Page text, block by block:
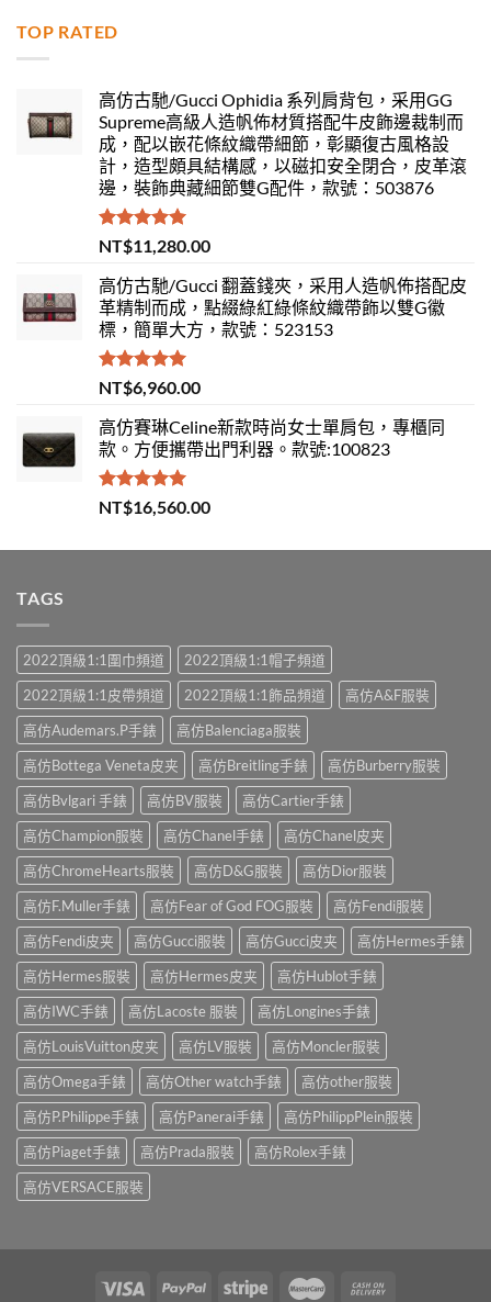
TOP RATED
高仿古馳/Gucci Ophidia 系列肩背包，采用GG
Supreme高級人造帆佈材質搭配牛皮飾邊裁制而
成，配以嵌花條紋織帶細節，彰顯復古風格設
計，造型頗具結構感，以磁扣安全閉合，皮革滾
邊，裝飾典藏細節雙G配件，款號：503876
評分5.00
滿分 5
NT$11,280.00
高仿古馳/Gucci 翻蓋錢夾，采用人造帆佈搭配皮
革精制而成，點綴綠紅綠條紋織帶飾以雙G徽
標，簡單大方，款號：523153
評分 5.00
滿分 5
NT$6,960.00
高仿賽琳Celine新款時尚女士單肩包，專櫃同
款。方便攜帶出門利器。款號:100823
評分5.00
滿分 5
NT$16,560.00
TAGS
2022頂級1:1圍巾頻道
2022頂級1:1帽子頻道
2022頂級1:1皮帶頻道
2022頂級1:1飾品頻道
高仿A&F服裝
高仿Audemars.P手錶
高仿Balenciaga服裝
高仿Bottega Veneta皮夹
高仿Breitling手錶
高仿Burberry服裝
高仿Bvlgari 手錶
高仿BV服裝
高仿Cartier手錶
高仿Champion服裝
高仿Chanel手錶
高仿Chanel皮夹
高仿ChromeHearts服裝
高仿D&G服裝
高仿Dior服裝
高仿F.Muller手錶
高仿Fear of God FOG服裝
高仿Fendi服裝
高仿Fendi皮夹
高仿Gucci服裝 高仿Gucci皮夹
高仿Hermes手錶
高仿Hermes服裝
高仿Hermes皮夹
高仿Hublot手錶
高仿IWC手錶
高仿Lacoste 服裝
高仿Longines手錶
高仿LouisVuitton皮夹
高仿LV服裝
高仿Moncler服裝
高仿Omega手錶
高仿Other watch手錶
高仿other服裝
高仿P.Philippe手錶
高仿Panerai手錶
高仿PhilippPlein服裝
高仿Piaget手錶
高仿Prada服裝
高仿Rolex手錶
高仿VERSACE服裝